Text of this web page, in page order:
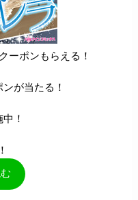
ーポンもらえる！
が当たる！
！